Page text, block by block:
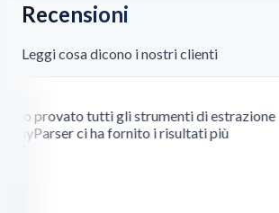
Recensioni
Leggi cosa dicono i nostri clienti
provato tutti gli strumenti di estrazione
ci ha fornito i risultati più